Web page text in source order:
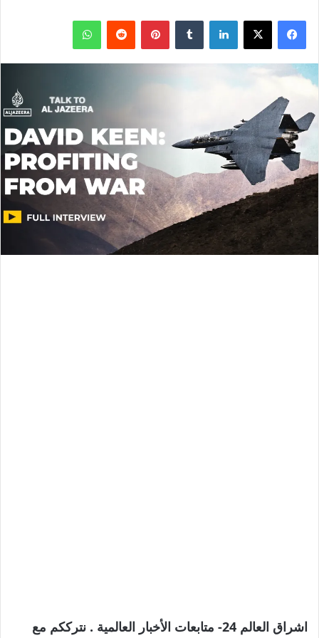
فيسبوك
‫X لينكدإن بينتيريست واتساب
اشراق العالم 24- متابعات الأخبار العالمية . نترككم مع